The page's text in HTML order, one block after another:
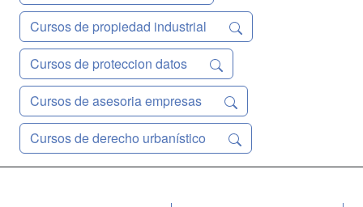
Cursos de propiedad industrial
Cursos de proteccion datos
Cursos de asesoria empresas
Cursos de derecho urbanístico